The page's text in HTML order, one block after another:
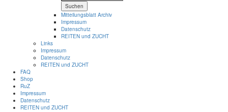
Suchen
Mitteilungsblatt Archiv
Impressum
Datenschutz
REITEN und ZUCHT
Links
Impressum
Datenschutz
REITEN und ZUCHT
FAQ
Shop
RuZ
Impressum
Datenschutz
REITEN und ZUCHT